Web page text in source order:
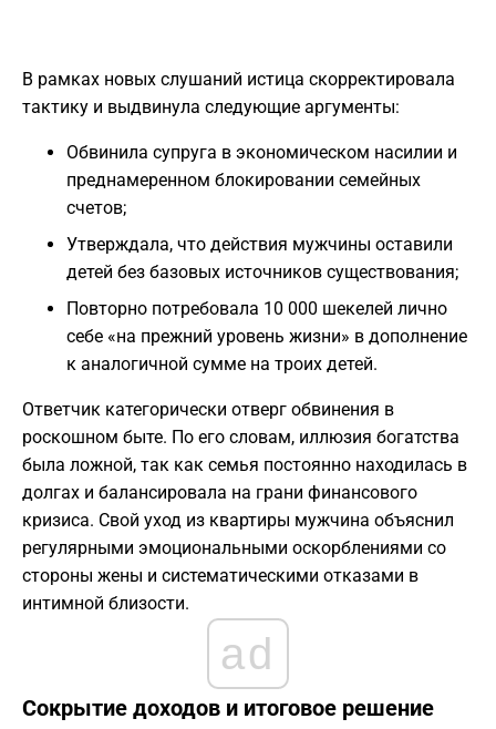
В рамках новых слушаний истица скорректировала
тактику и выдвинула следующие аргументы:
Обвинила супруга в экономическом насилии и
преднамеренном блокировании семейных
счетов;
Утверждала, что действия мужчины оставили
детей без базовых источников существования;
Повторно потребовала 10 000 шекелей лично
себе «на прежний уровень жизни» в дополнение
к аналогичной сумме на троих детей.
Ответчик категорически отверг обвинения в
роскошном быте. По его словам, иллюзия богатства
была ложной, так как семья постоянно находилась в
долгах и балансировала на грани финансового
кризиса. Свой уход из квартиры мужчина объяснил
регулярными эмоциональными оскорблениями со
стороны жены и систематическими отказами в
интимной близости.
ad
Сокрытие доходов и итоговое решение